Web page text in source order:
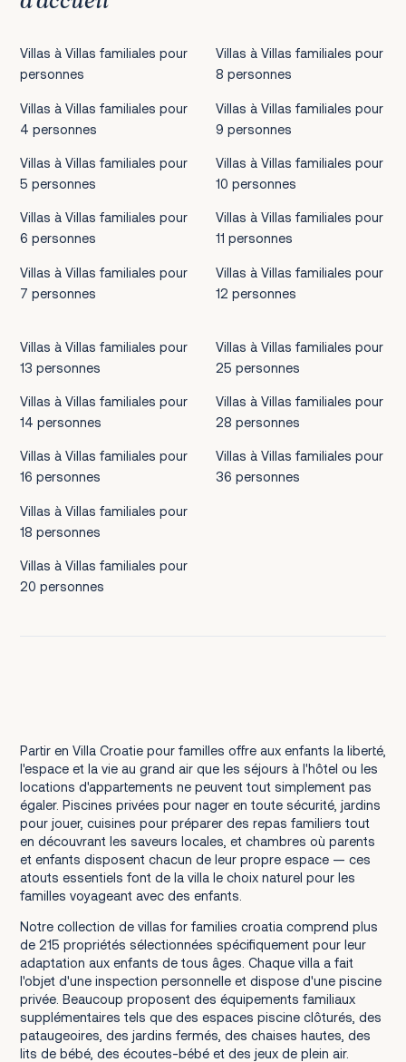
Villas à Villas familiales pour
personnes
Villas à Villas familiales pour
4 personnes
Villas à Villas familiales pour
5 personnes
Villas à Villas familiales pour
6 personnes
Villas à Villas familiales pour
7 personnes
Villas à Villas familiales pour
8 personnes
Villas à Villas familiales pour
9 personnes
Villas à Villas familiales pour
10 personnes
Villas à Villas familiales pour
11 personnes
Villas à Villas familiales pour
12 personnes
Villas à Villas familiales pour
13 personnes
Villas à Villas familiales pour
14 personnes
Villas à Villas familiales pour
16 personnes
Villas à Villas familiales pour
18 personnes
Villas à Villas familiales pour
20 personnes
Villas à Villas familiales pour
25 personnes
Villas à Villas familiales pour
28 personnes
Villas à Villas familiales pour
36 personnes
Partir en Villa Croatie pour familles offre aux enfants la liberté,
l'espace et la vie au grand air que les séjours à l'hôtel ou les
locations d'appartements ne peuvent tout simplement pas
égaler. Piscines privées pour nager en toute sécurité, jardins
pour jouer, cuisines pour préparer des repas familiers tout
en découvrant les saveurs locales, et chambres où parents
et enfants disposent chacun de leur propre espace — ces
atouts essentiels font de la villa le choix naturel pour les
familles voyageant avec des enfants.
Notre collection de villas for families croatia comprend plus
de 215 propriétés sélectionnées spécifiquement pour leur
adaptation aux enfants de tous âges. Chaque villa a fait
l'objet d'une inspection personnelle et dispose d'une piscine
privée. Beaucoup proposent des équipements familiaux
supplémentaires tels que des espaces piscine clôturés, des
pataugeoires, des jardins fermés, des chaises hautes, des
lits de bébé, des écoutes-bébé et des jeux de plein air.